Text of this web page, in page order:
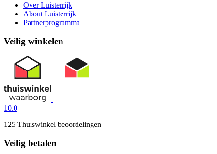
Over Luisterrijk
About Luisterrijk
Partnerprogramma
Veilig winkelen
10.0
125 Thuiswinkel beoordelingen
Veilig betalen